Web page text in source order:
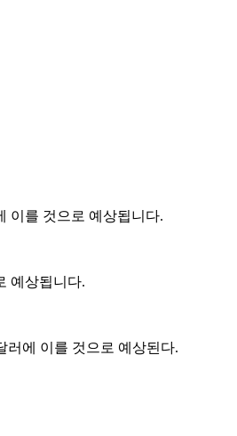
이를 것으로 예상됩니다.
예상됩니다.
러에 이를 것으로 예상된다.